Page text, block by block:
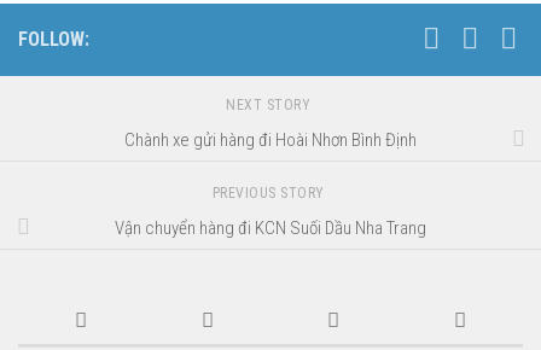
FOLLOW:
NEXT STORY
Chành xe gửi hàng đi Hoài Nhơn Bình Định
PREVIOUS STORY
Vận chuyển hàng đi KCN Suối Dầu Nha Trang